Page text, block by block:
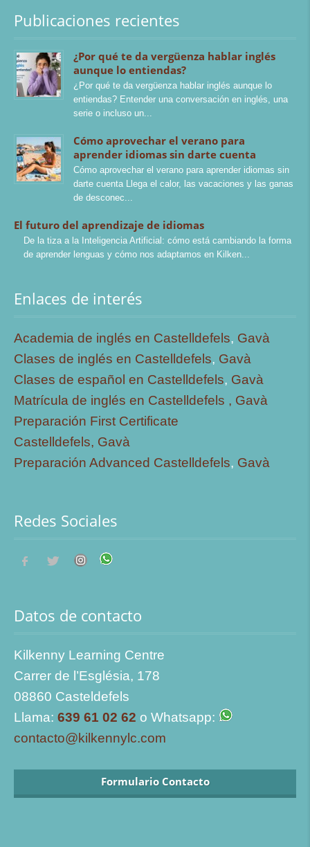
Publicaciones recientes
¿Por qué te da vergüenza hablar inglés
aunque lo entiendas?
¿Por qué te da vergüenza hablar inglés aunque lo
entiendas? Entender una conversación en inglés, una
serie o incluso un
Cómo aprovechar el verano para
aprender idiomas sin darte cuenta
Cómo aprovechar el verano para aprender idiomas sin
darte cuenta Llega el calor, las vacaciones y las ganas
de desconec
El futuro del aprendizaje de idiomas
De la tiza a la Inteligencia Artificial: cómo está cambiando la forma
de aprender lenguas y cómo nos adaptamos en Kilken
Enlaces de interés
Academia de inglés en Castelldefels, Gavà
Clases de inglés en Castelldefels, Gavà
Clases de español en Castelldefels, Gavà
Matrícula de inglés en Castelldefels , Gavà
Preparación First Certificate
Castelldefels, Gavà
Preparación Advanced Castelldefels, Gavà
Redes Sociales
Datos de contacto
Kilkenny Learning Centre
Carrer de l’Església, 178
08860 Casteldefels
Llama: 639 61 02 62 o Whatsapp:
contacto@kilkennylc.com
Formulario Contacto